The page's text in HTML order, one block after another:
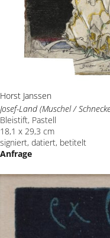
Horst Janssen
Josef-Land (Muschel /
Bleistift, Pastell
18,1 x 29,3 cm
signiert, datiert, betitelt
Anfrage